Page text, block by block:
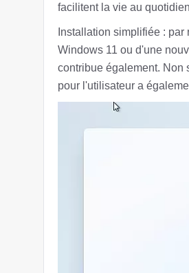
facilitent la vie au
Installation simplifiée :
Windows 11 ou d'une
contribue également. Non
pour l'utilisateur a